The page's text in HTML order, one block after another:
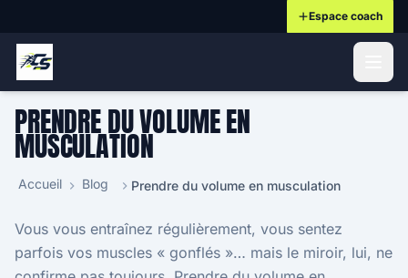
Espace coach
PRENDRE DU VOLUME EN
MUSCULATION
Accueil Blog Prendre du volume en musculation
Vous vous entraînez régulièrement, vous sentez
parfois vos muscles « gonflés »… mais le miroir, lui, ne